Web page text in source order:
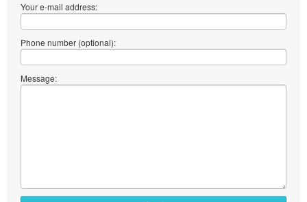
Your e-mail address:
Phone number (optional):
Message: